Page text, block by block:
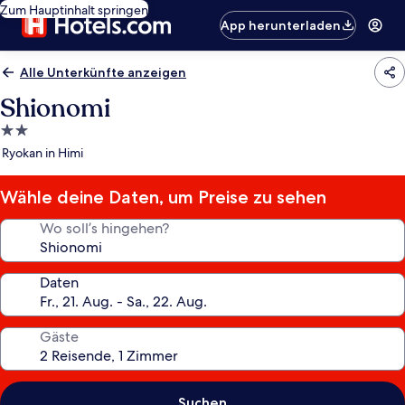
Zum Hauptinhalt springen
App herunterladen
Alle Unterkünfte anzeigen
Shionomi
2.0-
Sterne-
Ryokan in Himi
Wähle deine Daten, um Preise zu sehen
Wo soll’s hingehen?
Daten
Gäste